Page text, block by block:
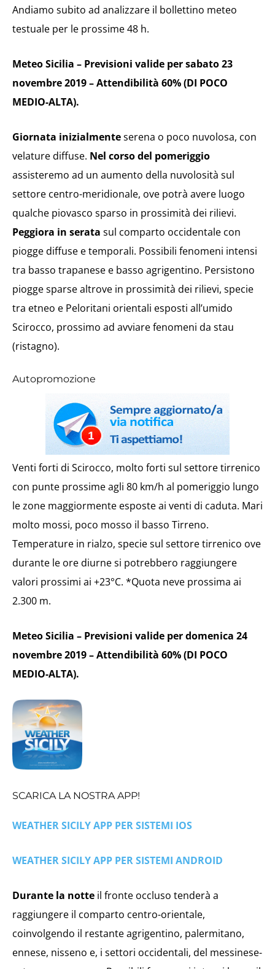
Andiamo subito ad analizzare il bollettino meteo
testuale per le prossime 48 h.
Meteo Sicilia – Previsioni valide per sabato 23
novembre 2019 – Attendibilità 60% (DI POCO
MEDIO-ALTA).
Giornata inizialmenteserena o poco nuvolosa, con
velature diffuse. Nel corso del pomeriggio
assisteremo ad un aumento della nuvolosità sul
settore centro-meridionale, ove potrà avere luogo
qualche piovasco sparso in prossimità dei rilievi.
Peggiora in serata sul comparto occidentale con
piogge diffuse e temporali. Possibili fenomeni intensi
tra basso trapanese e basso agrigentino. Persistono
piogge sparse altrove in prossimità dei rilievi, specie
tra etneo e Peloritani orientali esposti all’umido
Scirocco, prossimo ad avviare fenomeni da stau
(ristagno).
Autopromozione
Venti forti di Scirocco, molto forti sul settore tirrenico
con punte prossime agli 80 km/h al pomeriggio lungo
le zone maggiormente esposte ai venti di caduta. Mari
molto mossi, poco mosso il basso Tirreno.
Temperature in rialzo, specie sul settore tirrenico ove
durante le ore diurne si potrebbero raggiungere
valori prossimi ai +23°C. *Quota neve prossima ai
2.300 m.
Meteo Sicilia – Previsioni valide per domenica 24
novembre 2019 – Attendibilità 60% (DI POCO
MEDIO-ALTA).
SCARICA LA NOSTRA APP!
WEATHER SICILY APP PER SISTEMI IOS
WEATHER SICILY APP PER SISTEMI ANDROID
Durante la notte il fronte occluso tenderà a
raggiungere il comparto centro-orientale,
coinvolgendo il restante agrigentino, palermitano,
ennese, nisseno e, i settori occidentali, del messinese-